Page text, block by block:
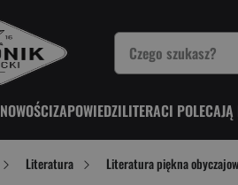
NOWOŚCIZAPOWIEDZILITERACI POLECAJĄ
Literatura Literatura piękna